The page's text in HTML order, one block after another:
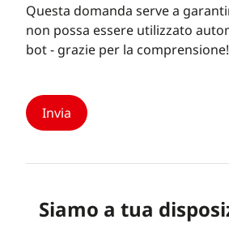
Questa domanda serve a
non possa essere utilizzato
bot - grazie per la comprensione!
Siamo a tua